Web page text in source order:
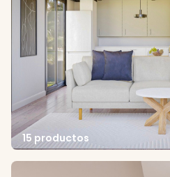
15 productos